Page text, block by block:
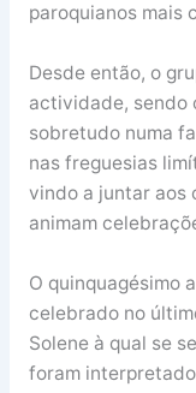
paroquianos mais
Desde então, o
actividade, sendo
sobretudo numa
nas freguesias
vindo a juntar aos
animam
O quinquagésimo
celebrado no
Solene à qual se
foram